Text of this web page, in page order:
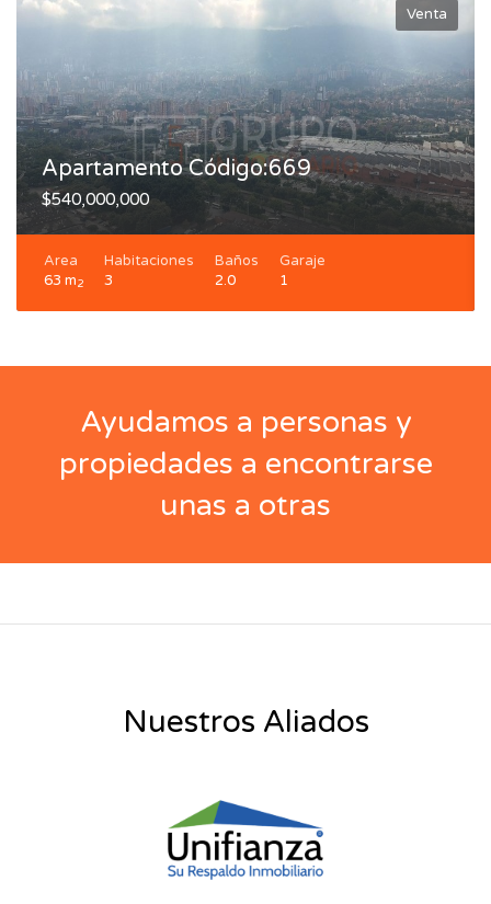
Venta
Apartamento Código:669
$540,000,000
Area
63 m2
Habitaciones
3
Baños
2.0
Garaje
1
Ayudamos a personas y
propiedades a encontrarse
unas a otras
Nuestros Aliados